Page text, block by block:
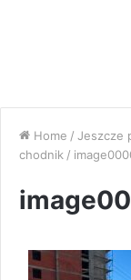
Home / Jeszcze
chodnik /